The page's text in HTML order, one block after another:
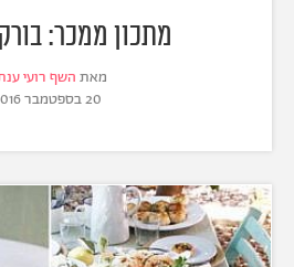
מתכון ממכר:
מאת השף רועי
20 בספטמבר 2016